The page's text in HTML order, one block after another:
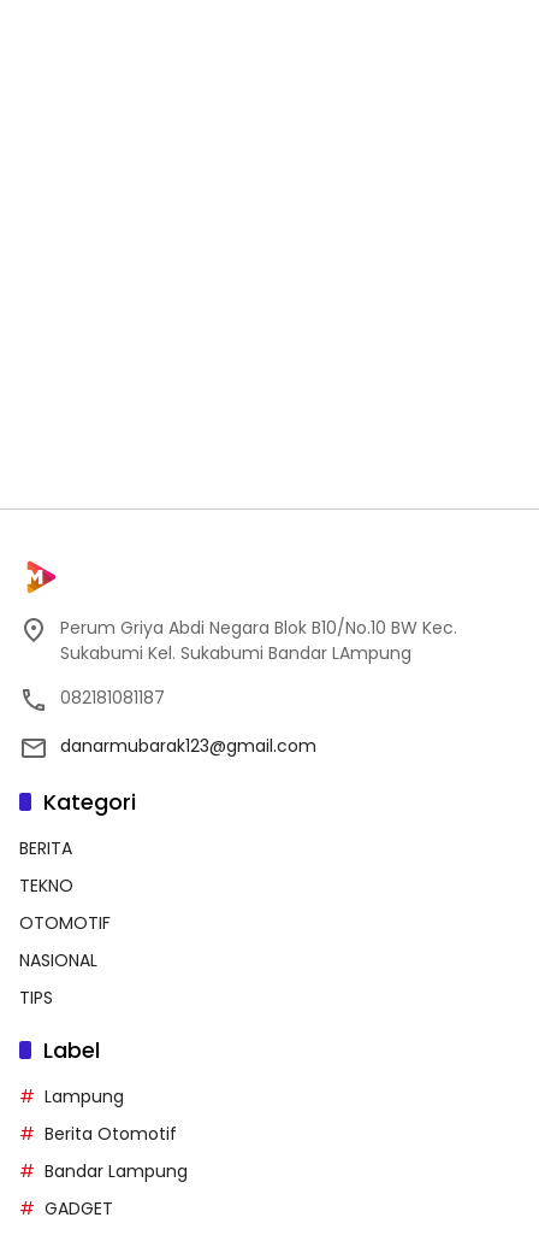
Perum Griya Abdi Negara Blok B10/No.10 BW Kec.
Sukabumi Kel. Sukabumi Bandar LAmpung
082181081187
danarmubarak123@gmail.com
Kategori
BERITA
TEKNO
OTOMOTIF
NASIONAL
TIPS
Label
Lampung
Berita Otomotif
Bandar Lampung
GADGET